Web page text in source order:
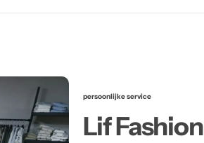
persoonlijke service
Lif Fashion